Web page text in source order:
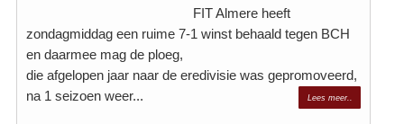
FIT Almere heeft
zondagmiddag een ruime 7-1 winst behaald tegen BCH
en daarmee mag de ploeg,
die afgelopen jaar naar de eredivisie was gepromoveerd,
na 1 seizoen weer...
Lees meer..